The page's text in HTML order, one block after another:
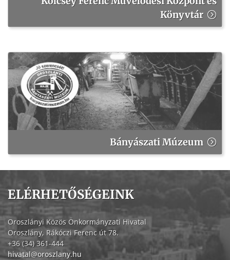
Könyvtár
Bányászati Múzeum
ELÉRHETŐSÉGEINK
Oroszlányi Közös Önkormányzati Hivatal
Oroszlány, Rákóczi Ferenc út 78.
+36 (34) 361-444
hivatal@oroszlany.hu